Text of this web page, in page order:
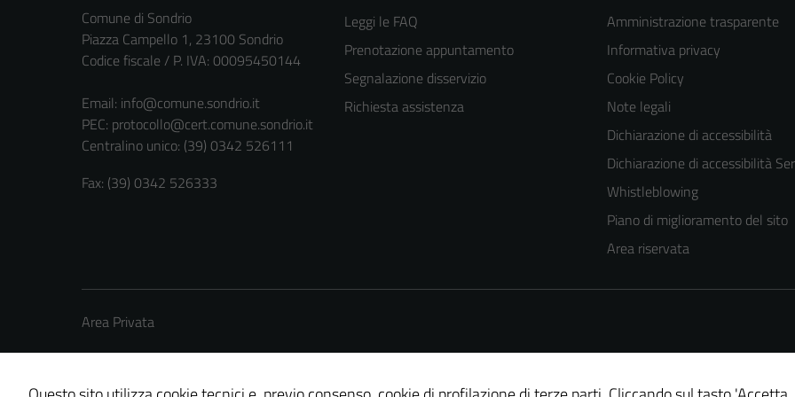
Comune di Sondrio
Piazza Campello 1, 23100 Sondrio
Codice fiscale / P. IVA: 00095450144
Email: info@comune.sondrio.it
PEC: protocollo@cert.comune.sondrio.it
Centralino unico: (39) 0342 526111
Fax: (39) 0342 526333
Leggi le FAQ
Prenotazione appuntamento
Segnalazione disservizio
Richiesta assistenza
Amministrazione trasparente
Informativa privacy
Cookie Policy
Note legali
Dichiarazione di accessibilità
Dichiarazione di accessibilità
Whistleblowing
Piano di miglioramento del sito
Area riservata
Area Privata
Tecnici